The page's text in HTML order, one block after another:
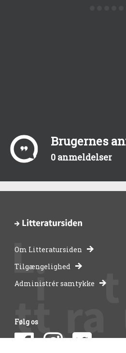
Brugernes
0 anmeldelser
-
bibliotekernes
side
Om Litteratursiden
Tilgængelighed
Administrér samtykke
Følg os